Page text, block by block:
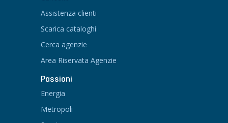
Assistenza clienti
Scarica cataloghi
Cerca agenzie
Area Riservata Agenzie
Passioni
Energia
Metropoli